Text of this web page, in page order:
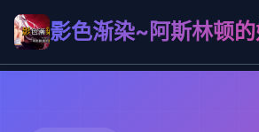
影色渐染~阿斯林顿